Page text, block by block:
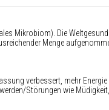
Mikrobiom). Die
Menge
verbessert, mehr
Störungen wie